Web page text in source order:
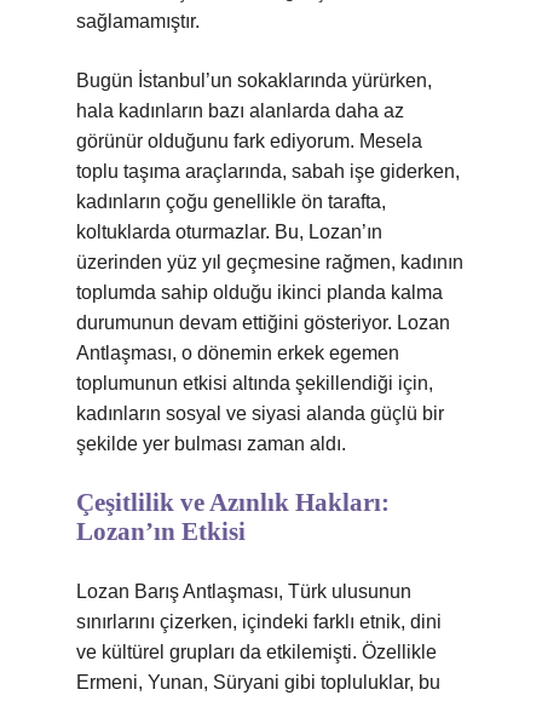
sağlamamıştır.
Bugün İstanbul’un sokaklarında yürürken,
hala kadınların bazı alanlarda daha az
görünür olduğunu fark ediyorum. Mesela
toplu taşıma araçlarında, sabah işe giderken,
kadınların çoğu genellikle ön tarafta,
koltuklarda oturmazlar. Bu, Lozan’ın
üzerinden yüz yıl geçmesine rağmen, kadının
toplumda sahip olduğu ikinci planda kalma
durumunun devam ettiğini gösteriyor. Lozan
Antlaşması, o dönemin erkek egemen
toplumunun etkisi altında şekillendiği için,
kadınların sosyal ve siyasi alanda güçlü bir
şekilde yer bulması zaman aldı.
Çeşitlilik ve Azınlık Hakları:
Lozan’ın Etkisi
Lozan Barış Antlaşması, Türk ulusunun
sınırlarını çizerken, içindeki farklı etnik, dini
ve kültürel grupları da etkilemişti. Özellikle
Ermeni, Yunan, Süryani gibi topluluklar, bu